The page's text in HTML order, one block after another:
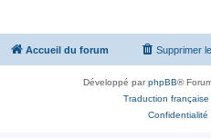
Accueil du forum Supprimer
Développé parphpBB®
Traduction française
Confidentialité